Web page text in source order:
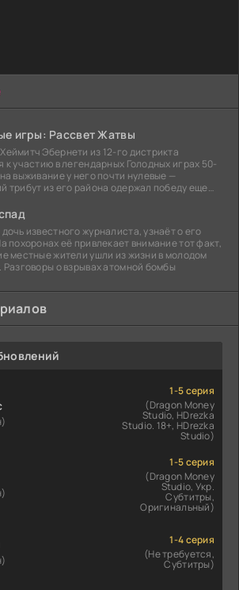
игры: Рассвет Жатвы
Эбернети из 12-го дистрикта
к участию в легендарных Голодных играх 50-
выживание у него почти нулевые —
трибут из его района одержал победу еще
известного журналиста, узнаёт о его
похоронах её привлекает внимание тот факт,
местные жители ушли из жизни в молодом
Разговоры о взрывах атомной бомбы
1-5 серия
(Dragon Money
Studio, HDrezka
Studio. 18+, HDrezka
Studio)
1-5 серия
(Dragon Money
Studio, Укр.
Субтитры,
Оригинальный)
1-4 серия
(Не требуется,
Субтитры)